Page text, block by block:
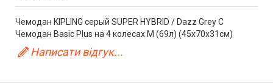
Чемодан KIPLING серый SUPER HYBRID / Dazz Grey C
Чемодан Basic Plus на 4 колесах M (69л) (45x70x31см)
Написати відгук...